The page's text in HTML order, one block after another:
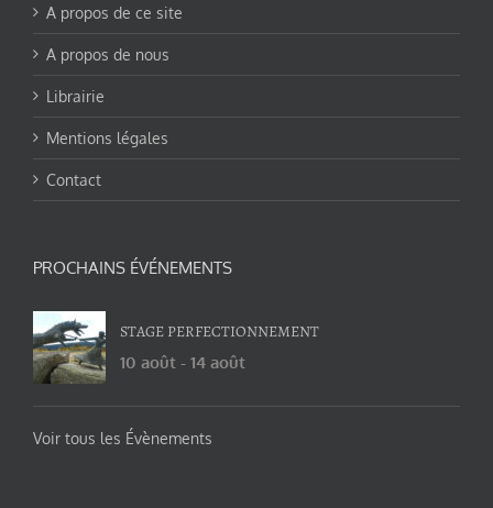
A propos de ce site
A propos de nous
Librairie
Mentions légales
Contact
PROCHAINS ÉVÉNEMENTS
STAGE PERFECTIONNEMENT
10 août - 14 août
Voir tous les Évènements